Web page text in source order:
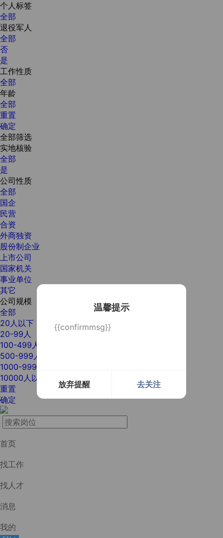
温馨提示
{{confirmmsg}}
放弃提醒 去关注
个人标签
全部
退役军人
全部
否
是
工作性质
全部
年龄
全部
重置
确定
全部筛选
实地核验
全部
是
公司性质
全部
国企
民营
合资
外商独资
股份制企业
上市公司
国家机关
事业单位
其它
公司规模
全部
20人以下
20-99人
100-499人
500-999人
1000-9999人
10000人以上
重置
确定
首页
找工作
找人才
消息
我的